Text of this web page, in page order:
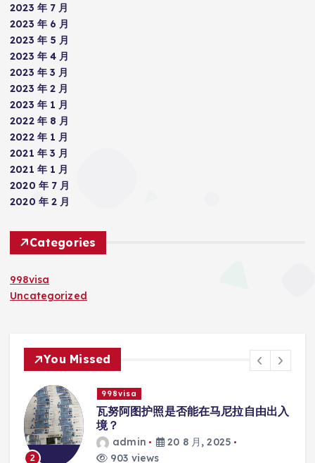
2023 年 7 月
2023 年 6 月
2023 年 5 月
2023 年 4 月
2023 年 3 月
2023 年 2 月
2023 年 1 月
2022 年 8 月
2022 年 1 月
2021 年 3 月
2021 年 1 月
2020 年 7 月
2020 年 2 月
Categories
998visa
Uncategorized
You Missed
3
998visa
瓦努阿图护照是否能在马尼拉使用国际
学校的注册？
admin
20 8 月, 2025
818 views